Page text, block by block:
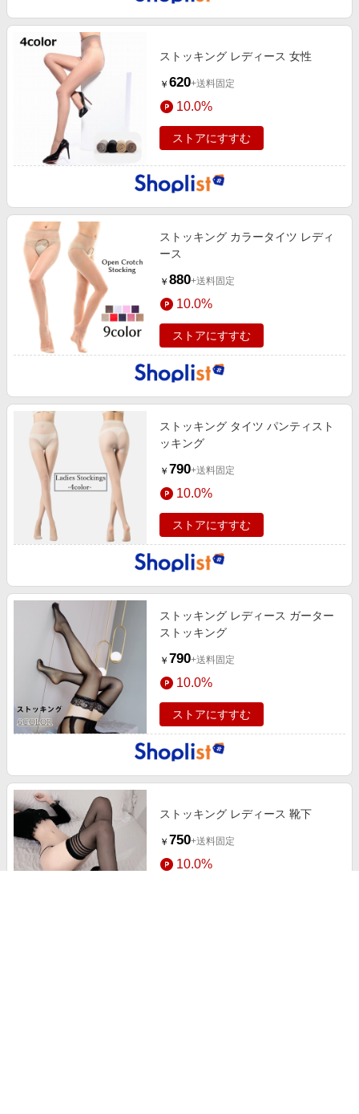
ストッキング レディース 女性
￥ 620+送料固定
10.0%
ストアにすすむ
ストッキング カラータイツ レディ
ース
￥ 880+送料固定
10.0%
ストアにすすむ
ストッキング タイツ パンティスト
ッキング
￥ 790+送料固定
10.0%
ストアにすすむ
ストッキング レディース ガーター
ストッキング
￥ 790+送料固定
10.0%
ストアにすすむ
ストッキング レディース 靴下
￥ 750+送料固定
10.0%